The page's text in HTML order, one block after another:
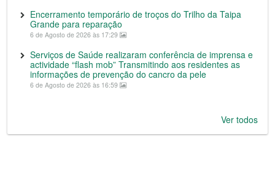
Encerramento temporário de troços do Trilho da Taipa
Grande para reparação
6 de Agosto de 2026 às 17:29
Serviços de Saúde realizaram conferência de imprensa e
actividade “flash mob” Transmitindo aos residentes as
informações de prevenção do cancro da pele
6 de Agosto de 2026 às 16:59
Ver todos